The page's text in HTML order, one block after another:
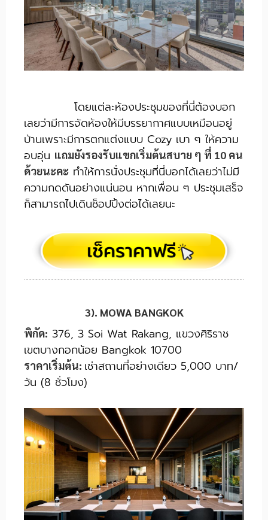
โดยแต่ละห้องประชุมของที่นี่ต้องบอก
เลยว่ามีการจัดห้องให้มีบรรยากาศแบบเหมือนอยู่
บ้านเพราะมีการตกแต่งแบบ Cozy เบา ๆ ให้ความ
อบอุ่น แถมยังรองรับแขกเริ่มต้นสบาย ๆ ที่ 10 คน
ด้วยนะคะ ทำให้การนั่งประชุมที่นี่บอกได้เลยว่าไม่มี
ความกดดันอย่างแน่นอน หากเพื่อน ๆ ประชุมเสร็จ
ก็สามารถไปเดินช็อปปิ้งต่อได้เลยนะ
3). MOWA BANGKOK
พิกัด: 376, 3 Soi Wat Rakang, แขวงศิริราช
เขตบางกอกน้อย Bangkok 10700
ราคาเริ่มต้น: เช่าสถานที่อย่างเดียว 5,000 บาท/
วัน (8 ชั่วโมง)